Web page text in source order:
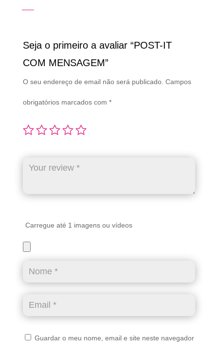
Seja o primeiro a avaliar “POST-IT
COM MENSAGEM”
O seu endereço de email não será publicado. Campos
obrigatórios marcados com *
Carregue até 1 imagens ou vídeos
Guardar o meu nome, email e site neste navegador